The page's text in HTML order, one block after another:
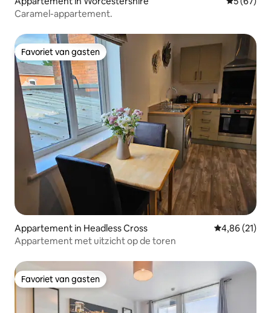
Caramel-appartement.
Favoriet van gasten
Favoriet van gasten
Appartement in Headless Cross Gemiddelde
4,86 (21)
Appartement met uitzicht op de toren
Favoriet van gasten
Favoriet van gasten